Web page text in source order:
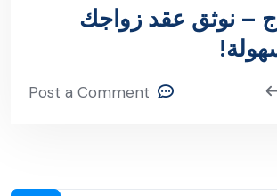
– نوثق عقد زواجك
Post a Comment